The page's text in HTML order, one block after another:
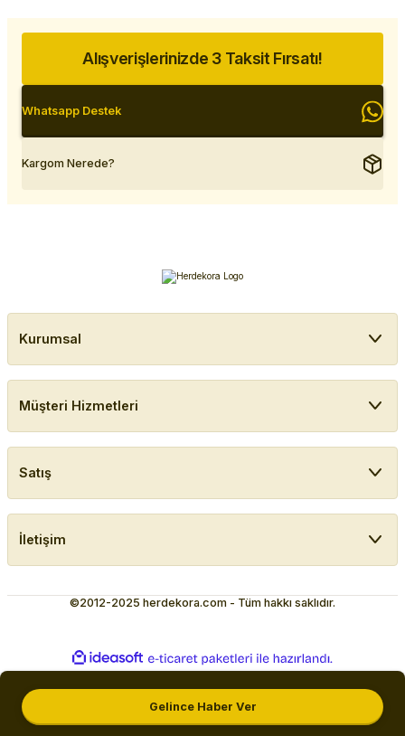
Gelince Haber Ver
Alışverişlerinizde 3 Taksit Fırsatı!
Whatsapp Destek
Kargom Nerede?
Kurumsal
Müşteri Hizmetleri
Satış
İletişim
©2012-2025 herdekora.com - Tüm hakkı saklıdır.
ideasoft
e-
ticaret
hazırlandı.